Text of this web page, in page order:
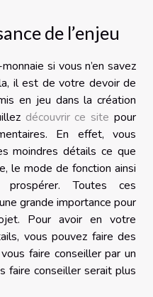
de l’enjeu
si vous n’en savez
il est de votre devoir de
en jeu dans la création
découvrir ce site pour
En effet, vous
moindres détails ce que
le mode de fonction ainsi
Toutes ces
grande importance pour
Pour avoir en votre
vous pouvez faire des
faire conseiller par un
faire conseiller serait plus